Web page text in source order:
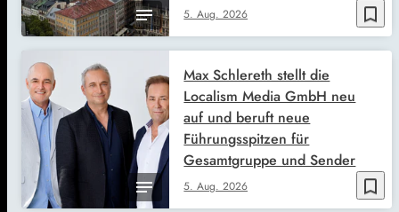
bookmark_border
5. Aug. 2026
bookmark_border
5. Aug. 2026
Max Schlereth stellt die
Localism Media GmbH neu
auf und beruft neue
Führungsspitzen für
Gesamtgruppe und Sender